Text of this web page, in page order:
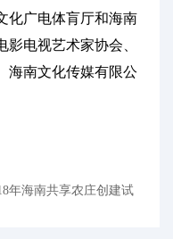
广电体肓厅和海南
电视艺术家协会、
海南文化传媒有限公
年海南共享农庄创建试